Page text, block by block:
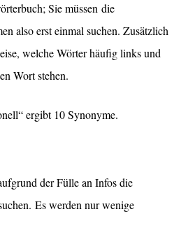
Sie müssen die
also erst einmal suchen. Zusätzlich
welche Wörter häufig links und
Wort stehen.
ergibt 10 Synonyme.
der Fülle an Infos die
Es werden nur wenige